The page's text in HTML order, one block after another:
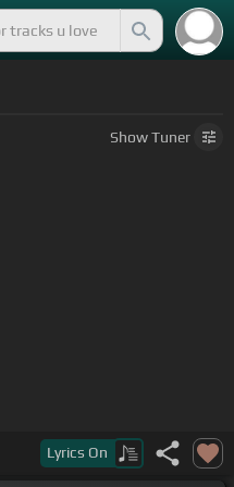
ShowTuner
Lyrics On